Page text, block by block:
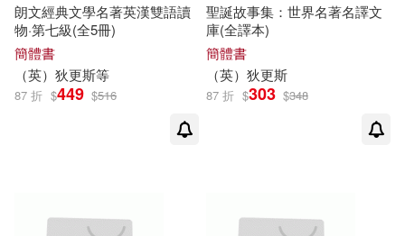
（英）查爾斯·狄更斯(193)
（英）狄更斯(126)
展開
朗文經典文學名著英漢雙語讀
物·第七級(全5冊)
簡體書
（英） 狄更斯等
87 折 $449 $516
聖誕故事集：世界名著名譯文
庫(全譯本)
簡體書
（英） 狄更斯
87 折 $303 $348